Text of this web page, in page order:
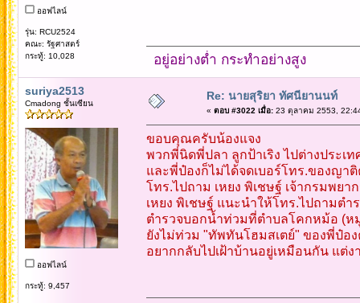
ออฟไลน์
รุ่น: RCU2524
คณะ: รัฐศาสตร์
กระทู้: 10,028
อยู่อย่างต่ำ กระทำอย่างสูง
suriya2513
Cmadong ชั้นเซียน
ออฟไลน์
กระทู้: 9,457
Re: นายสุริยา ทัศนียานนท์
« ตอบ #3022 เมื่อ:23 ตุลาคม 2553,
ขอบคุณครับน้องแจง
พวกพี่นิดพี่ปลา ลูกป้าเริง ไปต่างประเ
และพี่ป๋องก็ไม่ได้จดเบอร์โทร.ของญาติ
โทร.ไปถาม เหยง พิเชษฐ์ เจ้ากรมพยา
เหยง พิเชษฐ์ แนะนำให้โทร.ไปถามต
ตำรวจบอกน้ำท่วมที่ตำบลโคกหม้อ (
ยังไม่ท่วม "ทัพทันโฮมสเตย์" ของพี่ป๋อ
อยากกลับไปเฝ้าบ้านอยู่เหมือนกัน แต่ง